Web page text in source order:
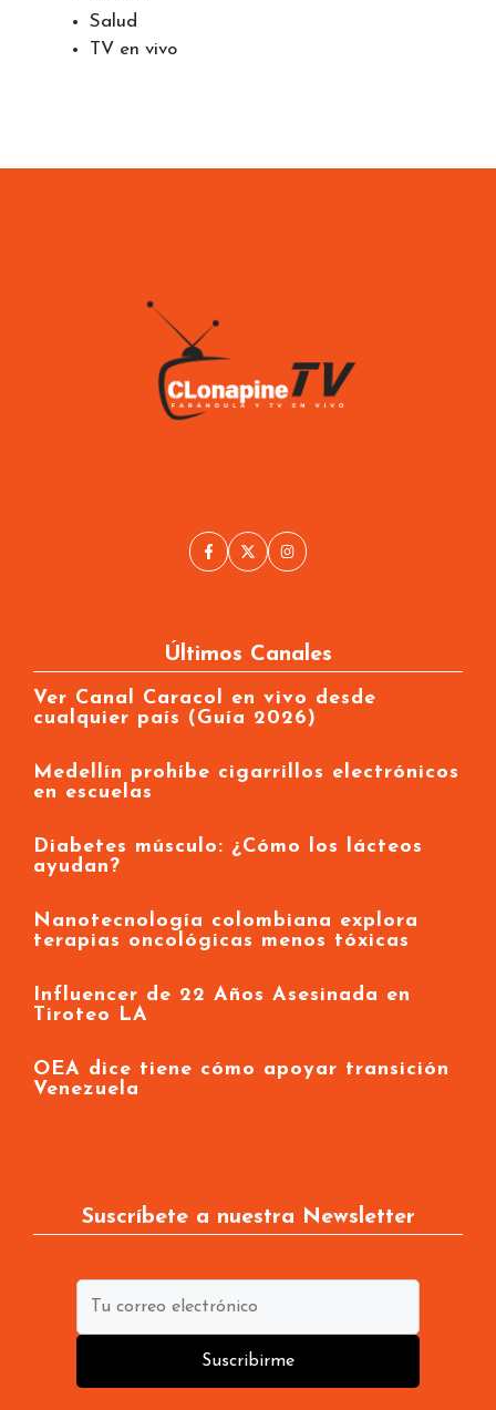
Salud
TV en vivo
Últimos Canales
Ver Canal Caracol en vivo desde
cualquier país (Guía 2026)
Medellín prohíbe cigarrillos electrónicos
en escuelas
Diabetes músculo: ¿Cómo los lácteos
ayudan?
Nanotecnología colombiana explora
terapias oncológicas menos tóxicas
Influencer de 22 Años Asesinada en
Tiroteo LA
OEA dice tiene cómo apoyar transición
Venezuela
Suscríbete a nuestra Newsletter
Suscribirme